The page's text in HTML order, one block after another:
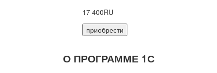
17 400RU
приобрести
О ПРОГРАММЕ 1С